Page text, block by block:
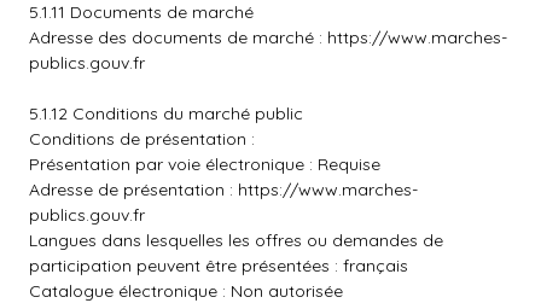
5.1.11 Documents de marché
Adresse des documents de marché : https://www.marches-
publics.gouv.fr
5.1.12 Conditions du marché public
Conditions de présentation :
Présentation par voie électronique : Requise
Adresse de présentation : https://www.marches-
publics.gouv.fr
Langues dans lesquelles les offres ou demandes de
participation peuvent être présentées : français
Catalogue électronique : Non autorisée